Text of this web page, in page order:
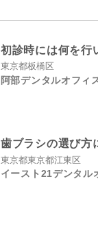
初診時には何を行
東京都板橋区
阿部デンタルオフィ
歯ブラシの選び方
東京都東京都江東区
イースト21デンタル